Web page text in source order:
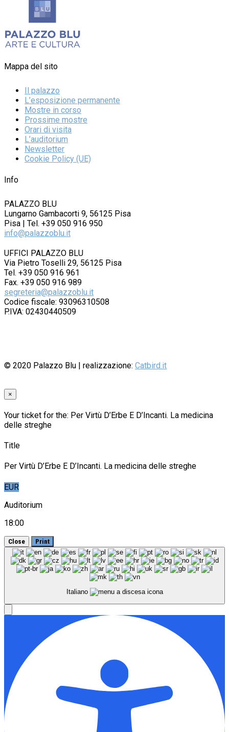
Mappa del sito
Il palazzo
L’esposizione permanente
Mostre in corso
Prossime mostre
Orari di visita
L’auditorium
Newsletter
Cookie Policy (UE)
Info
PALAZZO BLU
Lungarno Gambacorti 9, 56125 Pisa
Pisa | Tel. +39 050 916 950
info@palazzoblu.it
UFFICI PALAZZO BLU
Via Pietro Toselli 29, 56125 Pisa
Tel. +39 050 916 961
Fax. +39 050 916 989
segreteria@palazzoblu.it
Codice fiscale: 93096310508
P.IVA: 02430440509
© 2020 Palazzo Blu | realizzazione: Catbird.it
×
Your ticket for the: Per Virtù D’Erbe E D’Incanti. La medicina
delle streghe
Title
Per Virtù D’Erbe E D’Incanti. La medicina delle streghe
EUR
Auditorium
18:00
Close Print
Italiano